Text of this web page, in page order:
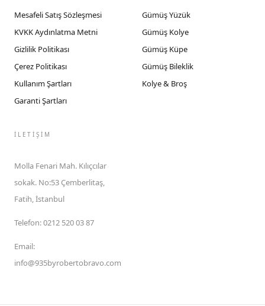
Mesafeli Satış Sözleşmesi
KVKK Aydınlatma Metni
Gizlilik Politikası
Çerez Politikası
Kullanım Şartları
Garanti Şartları
Gümüş Yüzük
Gümüş Kolye
Gümüş Küpe
Gümüş Bileklik
Kolye & Broş
İLETIŞIM
Molla Fenari Mah. Kılıçcılar
sokak. No:53 Çemberlitaş,
Fatih, İstanbul
Telefon:0212 520 03 87
Email:
info@935byrobertobravo.com